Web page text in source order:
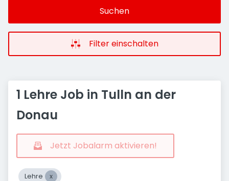
Suchen
Filter einschalten
1 Lehre Job in Tulln an der
Donau
Jetzt Jobalarm aktivieren!
Lehre